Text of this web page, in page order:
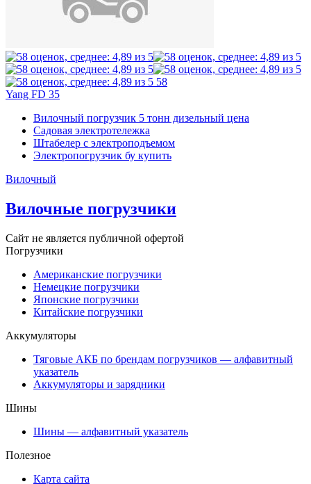
58
Yang FD 35
Вилочный погрузчик 5 тонн дизельный цена
Садовая электротележка
Штабелер с электроподъемом
Электропогрузчик бу купить
Вилочный
Вилочные погрузчики
Сайт не является публичной офертой
Погрузчики
Американские погрузчики
Немецкие погрузчики
Японские погрузчики
Китайские погрузчики
Аккумуляторы
Тяговые АКБ по брендам погрузчиков — алфавитный
указатель
Аккумуляторы и зарядники
Шины
Шины — алфавитный указатель
Полезное
Карта сайта